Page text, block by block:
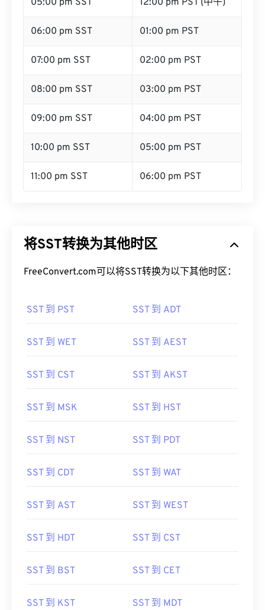
05:00 pm SST 12:00 pm PST (中午)
06:00 pm SST 01:00 pm PST
07:00 pm SST 02:00 pm PST
08:00 pm SST 03:00 pm PST
09:00 pm SST 04:00 pm PST
10:00 pm SST 05:00 pm PST
11:00 pm SST 06:00 pm PST
将SST转换为其他时区
FreeConvert.com可以将SST转换为以下其他时区：
SST 到 PST SST 到 ADT
SST 到 WET SST 到 AEST
SST 到 CST SST 到 AKST
SST 到 MSK SST 到 HST
SST 到 NST SST 到 PDT
SST 到 CDT SST 到 WAT
SST 到 AST SST 到 WEST
SST 到 HDT SST 到 CST
SST 到 BST SST 到 CET
SST 到 KST SST 到 MDT